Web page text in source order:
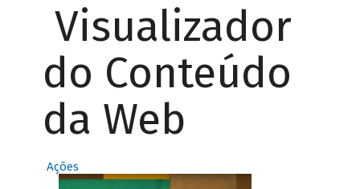
Visualizador
do Conteúdo
da Web
Ações